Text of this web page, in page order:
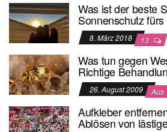
Was ist der beste
Sonnenschutz
8. März 2018 13
Was tun gegen
Richtige
26. August 2009 Aus
Aufkleber
Ablösen von